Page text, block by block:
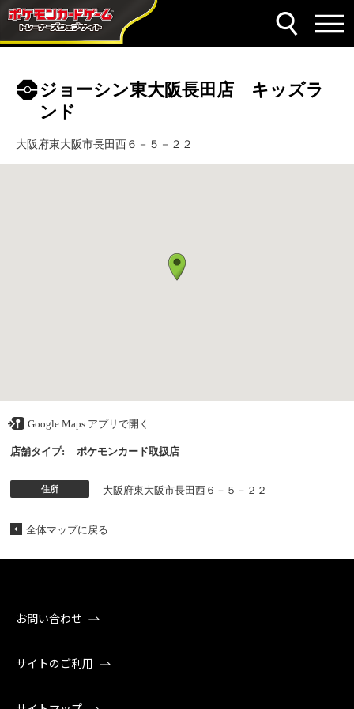
ジョーシン東大阪長田店 キッズラ
ンド
大阪府東大阪市長田西６－５－２２
Google Maps アプリで開く
店舗タイプ: ポケモンカード取扱店
住所 大阪府東大阪市長田西６－５－２２
全体マップに戻る
お問い合わせ
サイトのご利用